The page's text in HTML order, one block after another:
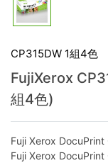
CP315DW 1組4色
FujiXerox
組4色)
Fuji Xerox
Fuji Xerox DocuPrint